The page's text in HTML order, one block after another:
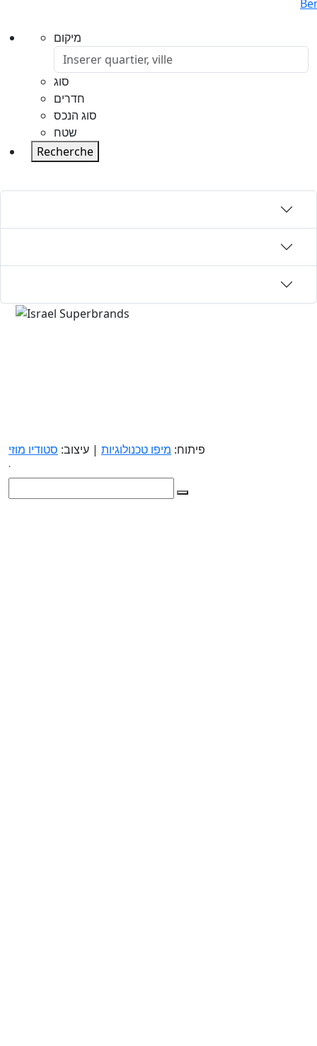
מיקום
סוג
חדרים
סוג הנכס
שטח
Recherche
פיתוח: מיפו טכנולוגיות | עיצוב: סטודיו מוזי
.